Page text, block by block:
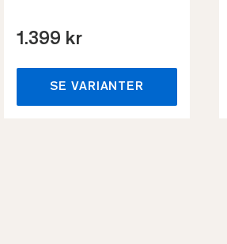
1.399 kr
SE VARIANTER